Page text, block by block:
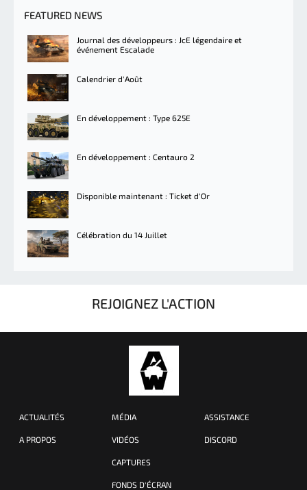
FEATURED NEWS
Journal des développeurs : JcE légendaire et
événement Escalade
Calendrier d'Août
En développement : Type 625E
En développement : Centauro 2
Disponible maintenant : Ticket d'Or
Célébration du 14 Juillet
REJOIGNEZ L'ACTION
ACTUALITÉS
A PROPOS
MÉDIA
VIDÉOS
CAPTURES
FONDS D'ÉCRAN
ASSISTANCE
DISCORD